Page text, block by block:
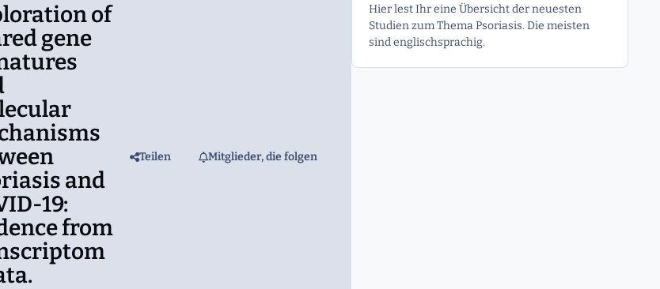
of
gene
and
19:
from
Teilen Mitglieder, die folgen
Hier lest Ihr eine Übersicht der neuesten
Studien zum Thema Psoriasis. Die meisten
sind englischsprachig.